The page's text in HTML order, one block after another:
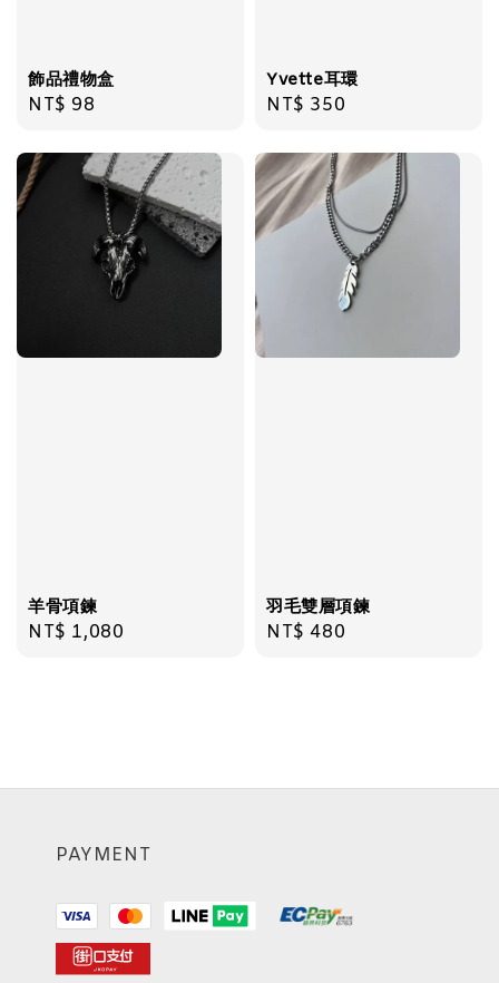
飾品禮物盒
Regular
NT$ 98
Yvette耳環
Regular
NT$ 350
羊骨項鍊
Regular
NT$ 1,080
羽毛雙層項鍊
Regular
NT$ 480
PAYMENT